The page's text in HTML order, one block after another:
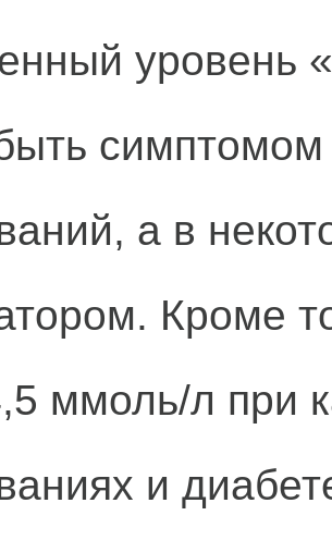
уровень
симптомом
а в
Кроме
ммоль/л при
и